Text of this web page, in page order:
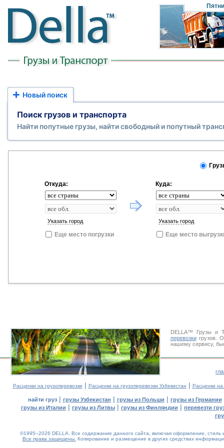
Новый поиск
Поиск грузов и транспорта
Найти попутные грузы, найти свободный и попутный
Откуда:
Указать город
Еще место погрузки
Куда:
Указать город
Еще место
DELLA™ Грузы и
перевозкигрузов.
нашему сервису,
Расценки на грузоперевозки | Расценки на грузоперевозки Узбекистан | Расценки
найти груз| грузы Узбекистан | грузы из Польши | грузы из Германии
грузы из Италии | грузы из Литвы | грузы из Финляндии | перевезти
©1995–2026 DELLA. Все содержание данного сайта, включая оформление, стиль
Все права защищены. Копирование и размещение в других средствах